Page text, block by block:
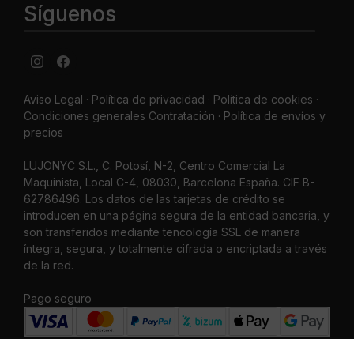
Síguenos
Aviso Legal · Política de privacidad · Política de cookies ·
Condiciones generales Contratación · Política de envíos y
precios
LUJONYC S.L., C. Potosí, N-2, Centro Comercial La
Maquinista, Local C-4, 08030, Barcelona España. CIF B-
62786496. Los datos de las tarjetas de crédito se
introducen en una página segura de la entidad bancaria, y
son transferidos mediante tencología SSL de manera
íntegra, segura, y totalmente cifrada o encriptada a través
de la red.
Pago seguro